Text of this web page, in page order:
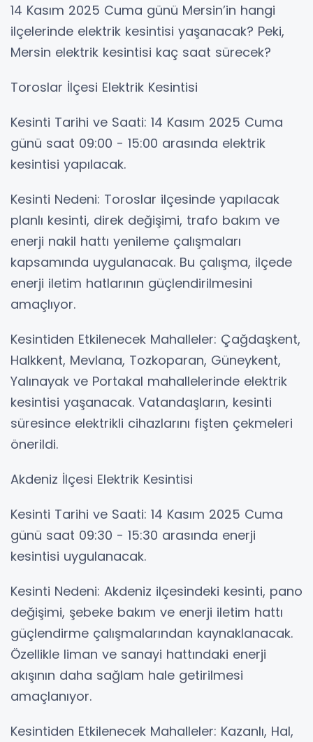
14 Kasım 2025 Cuma günü Mersin’in hangi
ilçelerinde elektrik kesintisi yaşanacak? Peki,
Mersin elektrik kesintisi kaç saat sürecek?
Toroslar İlçesi Elektrik Kesintisi
Kesinti Tarihi ve Saati: 14 Kasım 2025 Cuma
günü saat 09:00 - 15:00 arasında elektrik
kesintisi yapılacak.
Kesinti Nedeni: Toroslar ilçesinde yapılacak
planlı kesinti, direk değişimi, trafo bakım ve
enerji nakil hattı yenileme çalışmaları
kapsamında uygulanacak. Bu çalışma, ilçede
enerji iletim hatlarının güçlendirilmesini
amaçlıyor.
Kesintiden Etkilenecek Mahalleler: Çağdaşkent,
Halkkent, Mevlana, Tozkoparan, Güneykent,
Yalınayak ve Portakal mahallelerinde elektrik
kesintisi yaşanacak. Vatandaşların, kesinti
süresince elektrikli cihazlarını fişten çekmeleri
önerildi.
Akdeniz İlçesi Elektrik Kesintisi
Kesinti Tarihi ve Saati: 14 Kasım 2025 Cuma
günü saat 09:30 - 15:30 arasında enerji
kesintisi uygulanacak.
Kesinti Nedeni: Akdeniz ilçesindeki kesinti, pano
değişimi, şebeke bakım ve enerji iletim hattı
güçlendirme çalışmalarından kaynaklanacak.
Özellikle liman ve sanayi hattındaki enerji
akışının daha sağlam hale getirilmesi
amaçlanıyor.
Kesintiden Etkilenecek Mahalleler: Kazanlı, Hal,